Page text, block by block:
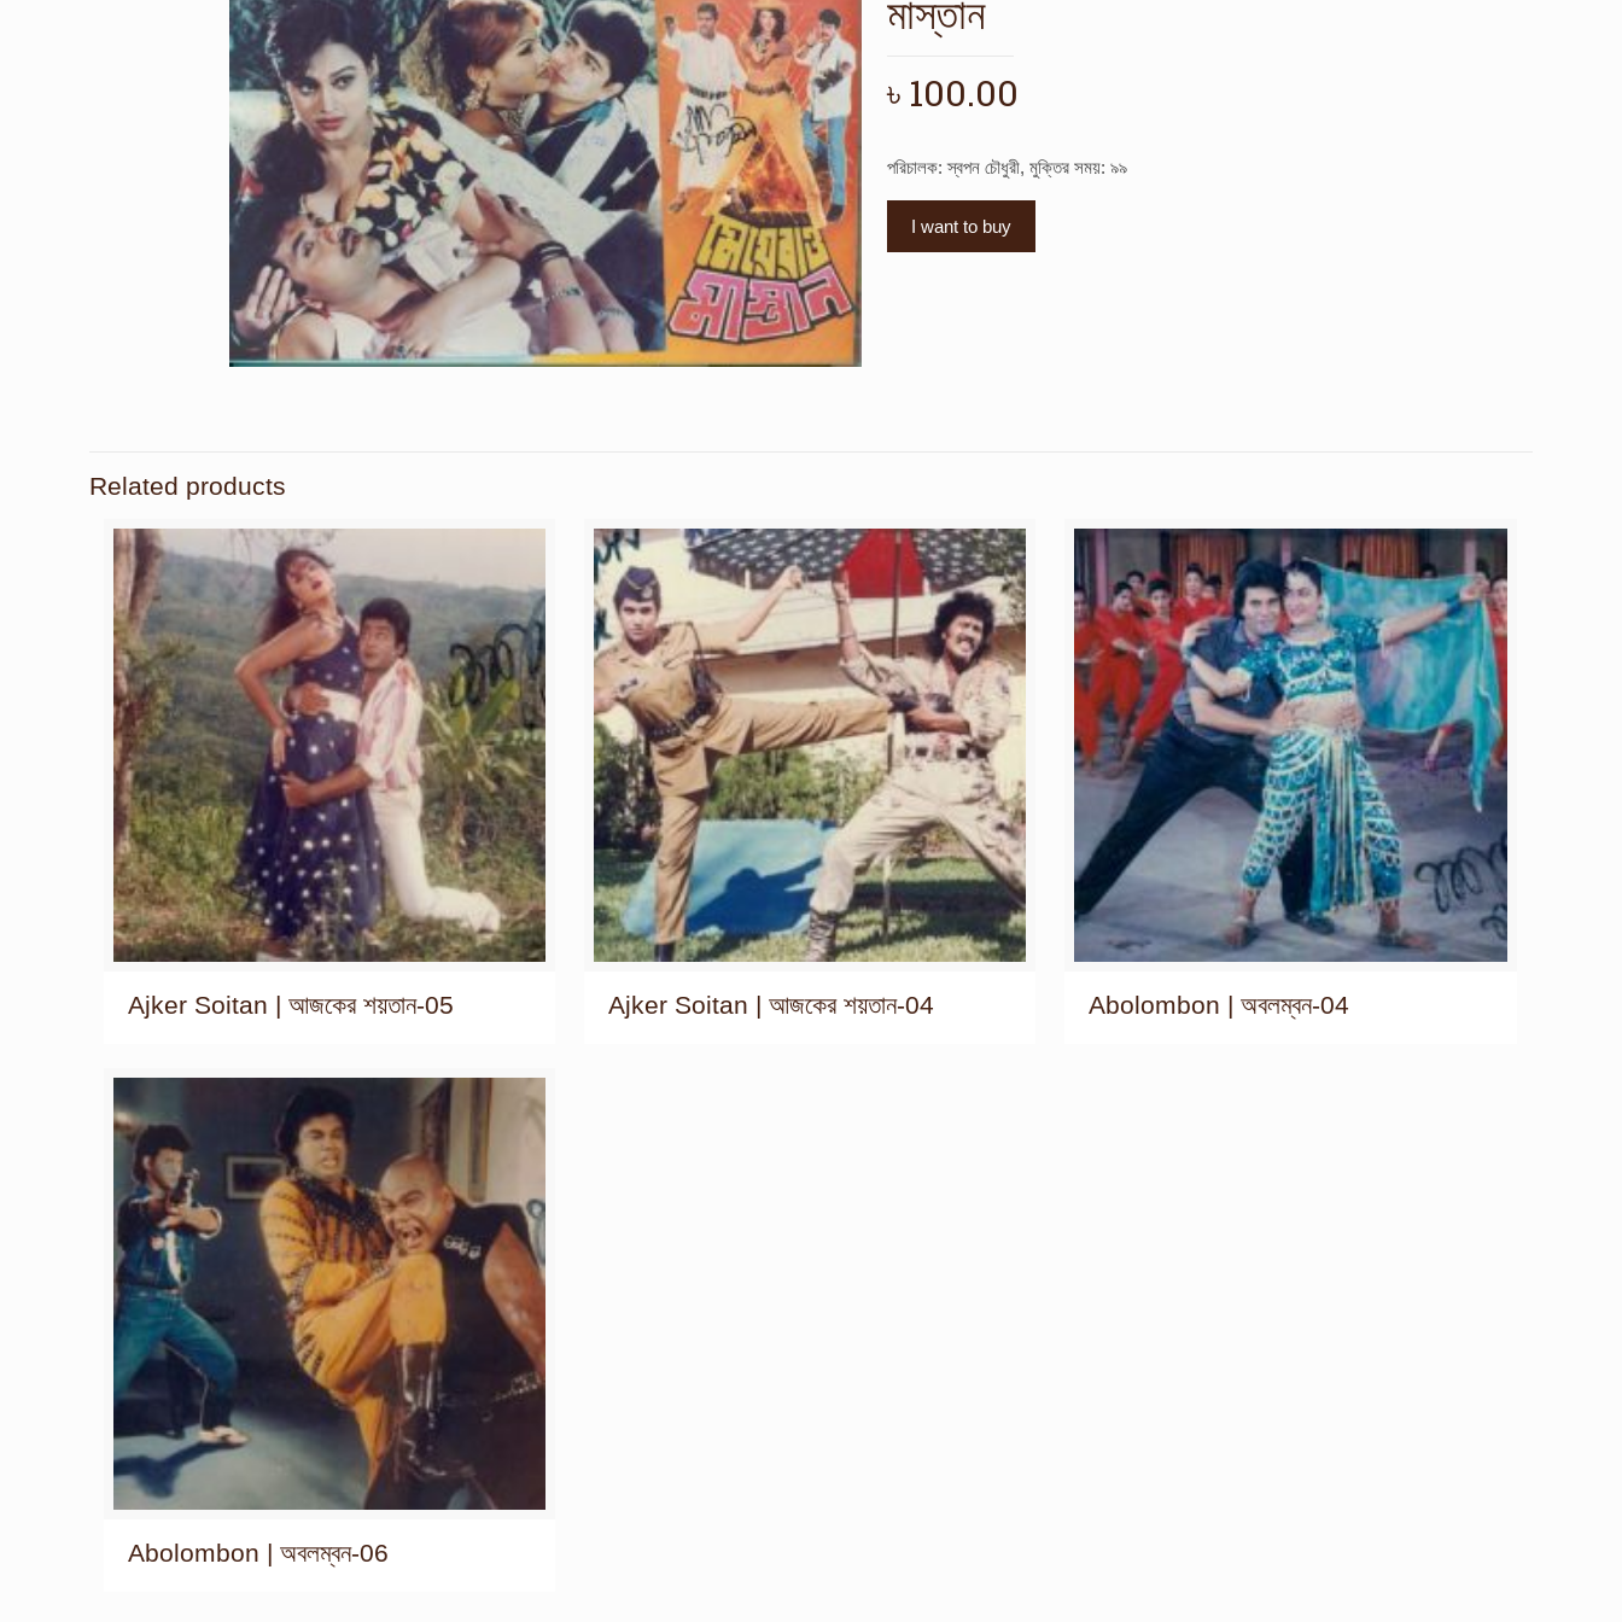
মাস্তান
৳ 100.00
পরিচালক: স্বপন চৌধুরী, মুক্তির সময়: ৯৯
I want to buy
Related products
Ajker Soitan | আজকের শয়তান-05 Ajker Soitan | আজকের শয়তান-04 Abolombon | অবলম্বন-04
Abolombon | অবলম্বন-06